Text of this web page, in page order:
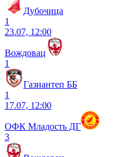
Дубочица
1
23.07, 12:00
Вождовац
1
Газиантеп ББ
1
17.07, 12:00
ОФК Младость ДГ
3